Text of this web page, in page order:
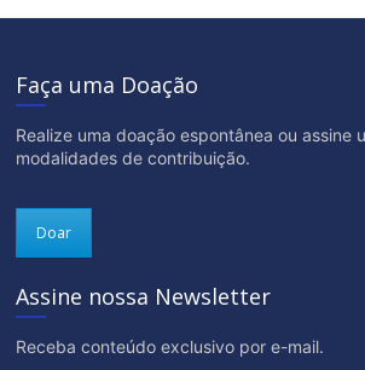
Faça uma Doação
Realize uma doação espontânea ou assine
modalidades de contribuição.
Doar
Assine nossa Newsletter
Receba conteúdo exclusivo por e-mail.